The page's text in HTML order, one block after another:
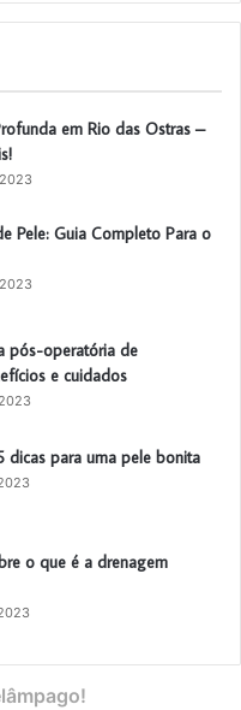
em Rio das Ostras –
Pele: Guia Completo Para o
pós-operatória de
e cuidados
dicas para uma pele bonita
o que é a drenagem